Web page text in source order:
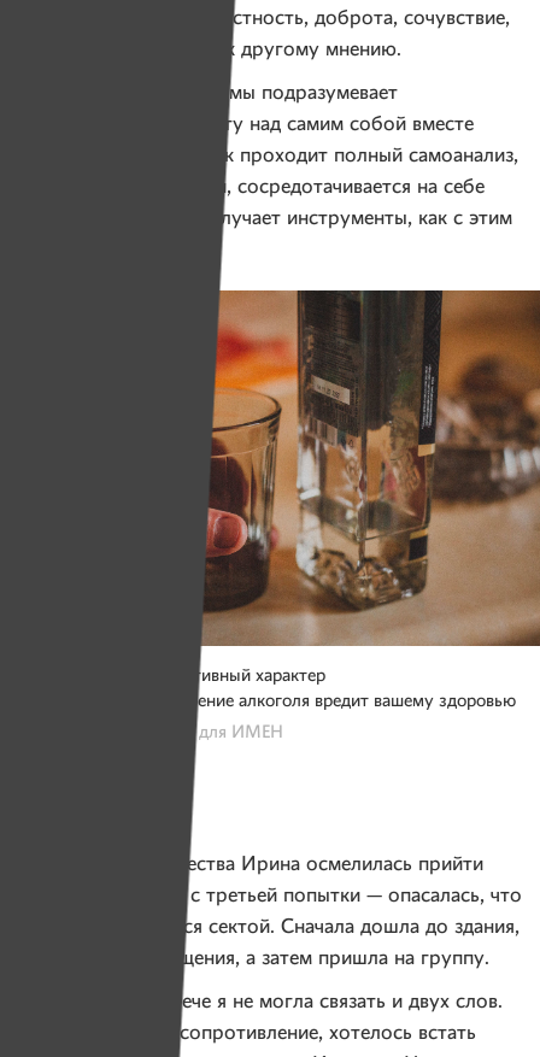
ценностях, таких как честность, доброта, сочувствие,
терпение, терпимость к другому мнению.
Прохождение программы подразумевает
индивидуальную работу над самим собой вместе
с наставником. Человек проходит полный самоанализ,
видит свои недостатки, сосредотачивается на себе
и на своей жизни и получает инструменты, как с этим
Фото носит иллюстративный характер
*чрезмерное употребление алкоголя вредит вашему здоровью
Фото: Юлия Карпенко для ИМЕН
На встречу сообщества Ирина осмелилась прийти
в конце 2017 года с третьей попытки — опасалась, что
«Ал-Анон» окажется сектой. Сначала дошла до здания,
потом — до помещения, а затем пришла на группу.
— На первой встрече я не могла связать и двух слов.
Внутри возникло сопротивление, хотелось встать